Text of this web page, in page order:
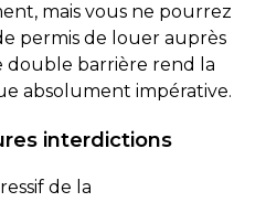
mais vous ne pourrez
permis de louer auprès
double barrière rend la
absolument impérative.
interdictions
de la